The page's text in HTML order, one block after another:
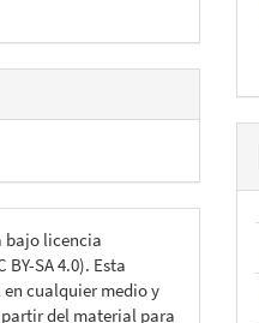
bajo licencia
SA 4.0). Esta
cualquier medio y
del material para